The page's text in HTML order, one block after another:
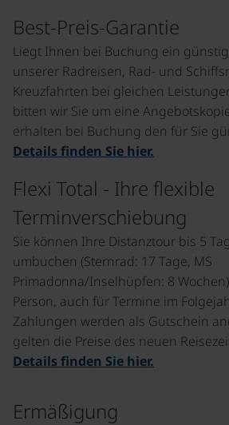
Best-Preis-Garantie
Liegt Ihnen bei Buchung ein
unserer Radreisen, Rad- und
Kreuzfahrten bei gleichen
bitten wir Sie um eine
erhalten bei Buchung den für Sie
Details finden Sie hier.
Flexi Total - Ihre flexible
Terminverschiebung
Sie können Ihre Distanztour bis 5
umbuchen (Sternrad: 17 Tage, MS
Primadonna/Inselhüpfen: 8
Person, auch für Termine im
Zahlungen werden als Gutschein
gelten die Preise des neuen
Details finden Sie hier.
Ermäßigung